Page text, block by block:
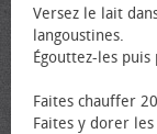
Versez le lait
langoustines.
Égouttez-les puis
Faites chauffer
Faites y dorer